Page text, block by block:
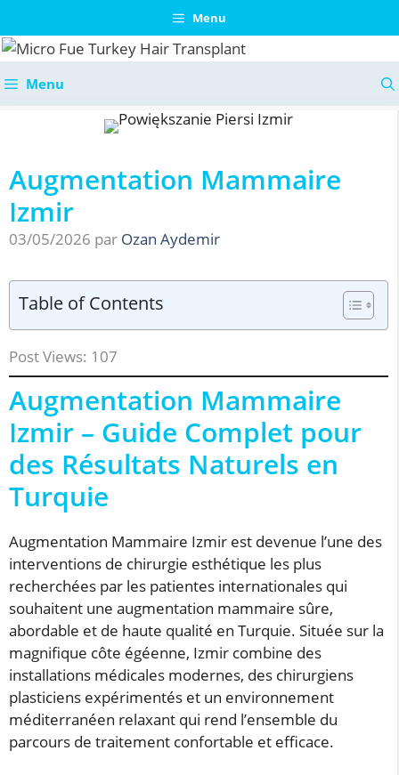
au
contenu
Menu
Menu
Augmentation Mammaire
Izmir
03/05/2026 par Ozan Aydemir
Table of Contents
Post Views: 107
Augmentation Mammaire
Izmir – Guide Complet pour
des Résultats Naturels en
Turquie
Augmentation Mammaire Izmir est devenue l’une des
interventions de chirurgie esthétique les plus
recherchées par les patientes internationales qui
souhaitent une augmentation mammaire sûre,
abordable et de haute qualité en Turquie. Située sur la
magnifique côte égéenne, Izmir combine des
installations médicales modernes, des chirurgiens
plasticiens expérimentés et un environnement
méditerranéen relaxant qui rend l’ensemble du
parcours de traitement confortable et efficace.